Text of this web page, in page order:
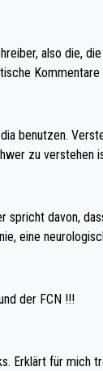
spielen. Dies war
als
kaum, dass
also die,
Nur eins
der
Mutter schießt
benutzen.
zu verstehen
spricht davon,
eine
dass
viele der
behandelt
und nicht zum
der FCN !!!
Erklärt für mich